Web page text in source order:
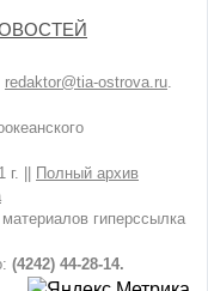
redaktor@tia-ostrova.ru.
||
Полный архив
гиперссылка
(4242) 44-28-14.